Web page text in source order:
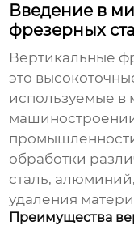
Введение в
фрезерных
Вертикальные
это
используемые в
обработки
сталь,
удаления
Преимущества